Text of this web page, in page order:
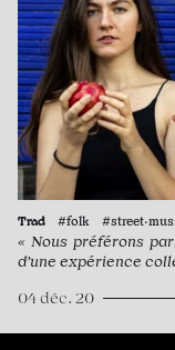
Trad #folk
« Nous préférons
d’une expérience
04 déc. 20